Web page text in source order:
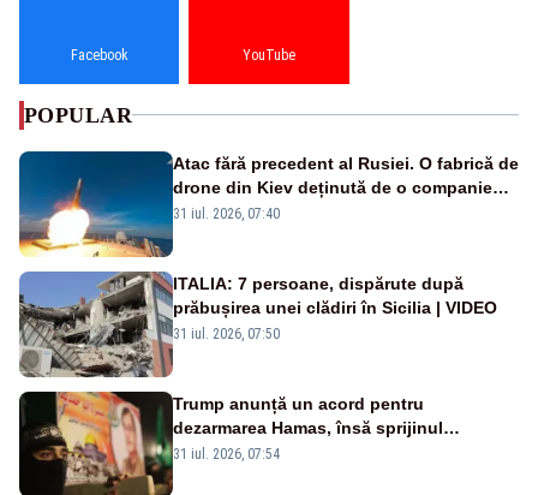
Facebook YouTube
POPULAR
Atac fără precedent al Rusiei. O fabrică de
drone din Kiev deținută de o companie
americană, distrusă de o rachetă
31 iul. 2026, 07:40
ITALIA: 7 persoane, dispărute după
prăbușirea unei clădiri în Sicilia | VIDEO
31 iul. 2026, 07:50
Trump anunță un acord pentru
dezarmarea Hamas, însă sprijinul
Israelului rămâne incert
31 iul. 2026, 07:54